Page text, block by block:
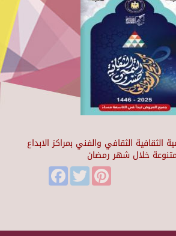
الثقافية الثقافي والفني بمراكز الابداع
خلال شهر رمضان
FacebookTwitter